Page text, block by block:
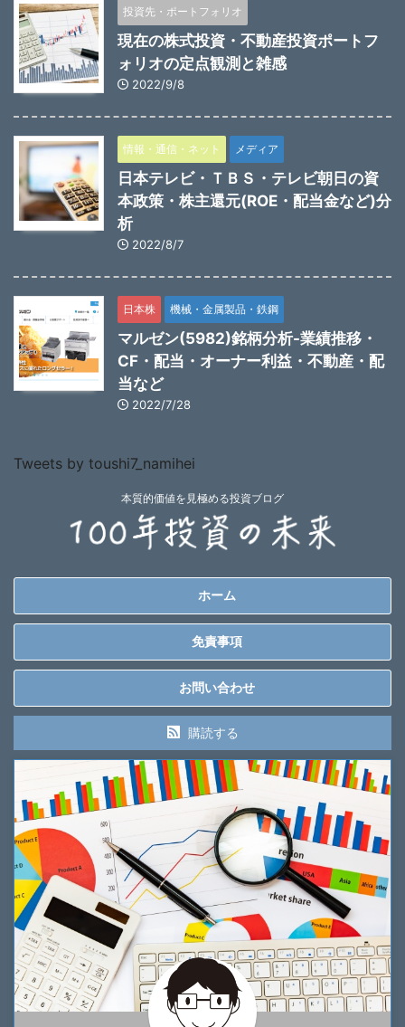
投資先・ポートフォリオ
現在の株式投資・不動産投資ポートフ
ォリオの定点観測と雑感
2022/9/8
情報・通信・ネット メディア
日本テレビ・ＴＢＳ・テレビ朝日の資
本政策・株主還元(ROE・配当金など)分
析
2022/8/7
日本株 機械・金属製品・鉄鋼
マルゼン(5982)銘柄分析-業績推移・
CF・配当・オーナー利益・不動産・配
当など
2022/7/28
Tweets by toushi7_namihei
本質的価値を見極める投資ブログ
ホーム
免責事項
お問い合わせ
購読する